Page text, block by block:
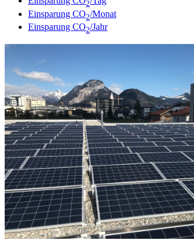
2
Einsparung CO2/Monat
Einsparung CO2/Jahr